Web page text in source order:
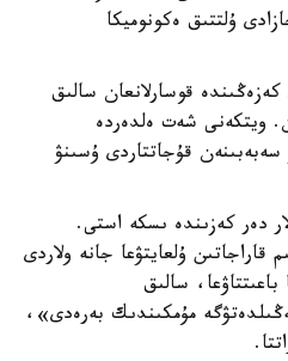
ۇلتتىق ەكونوميكا
كەزەڭىندە قوسارلانعان سالىق
ويتكەنى شەت ەلدەردە
سەبەبىنەن قۇجاتتاردى ۇسىنۋ
دەر كەزىندە ىسكە استى.
قاراجاتىن ۇلعايتۋعا جانە ولاردى
سالىق
مۇمكىندىك بەرەدى»،